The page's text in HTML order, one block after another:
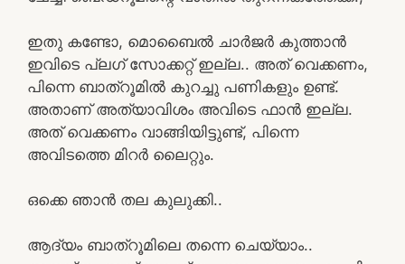
ഇതു കണ്ടോ, മൊബൈൽ ചാർജർ കുത്താൻ
ഇവിടെ പ്ലഗ് സോക്കറ്റ് ഇല്ല.. അത് വെക്കണം,
പിന്നെ ബാത്‌റൂമിൽ കുറച്ചു പണികളും ഉണ്ട്.
അതാണ്‌ അത്യാവിശം അവിടെ ഫാൻ ഇല്ല.
അത് വെക്കണം വാങ്ങിയിട്ടുണ്ട്, പിന്നെ
അവിടത്തെ മിറർ ലൈറ്റും.
ഒക്കെ ഞാൻ തല കുലുക്കി..
ആദ്യം ബാത്‌റൂമിലെ തന്നെ ചെയ്യാം..